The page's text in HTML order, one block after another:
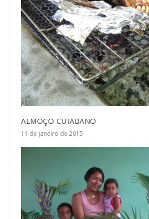
ALMOÇO CUIABANO
11 de janeiro de 2015